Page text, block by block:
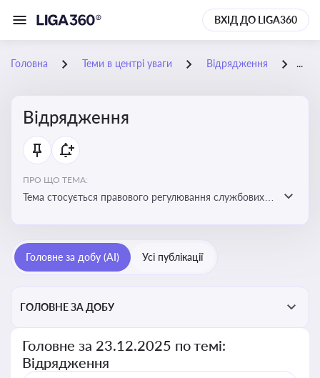
ВХІД ДО LIGA360
Головна Теми в центрі уваги Відрядження 23-
Відрядження
ПРО ЩО ТЕМА:
Тема стосується правового регулювання службових
Головне за добу (AI) Усі публікації
ГОЛОВНЕ ЗА ДОБУ
Головне за 23.12.2025 по темі:
Відрядження